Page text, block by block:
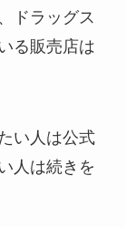
ドラッグス
る販売店は
い人は公式
人は続きを